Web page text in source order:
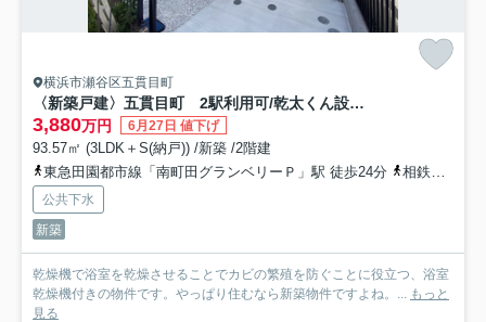
横浜市瀬谷区五貫目町
〈新築戸建〉五貫目町 2駅利用可/乾太くん設置可能/EVコンセント
3,880万円 6月27日 値下げ
93.57㎡ (3LDK＋S(納戸)) /新築 /2階建
東急田園都市線「南町田グランベリーＰ」駅 徒歩24分
相鉄本線「瀬谷」駅 バス6分 「上瀬谷住宅前」 停歩7分
公共下水
新築
乾燥機で浴室を乾燥させることでカビの繁殖を防ぐことに役立つ、浴室
乾燥機付きの物件です。やっぱり住むなら新築物件ですよね。...
もっと
見る